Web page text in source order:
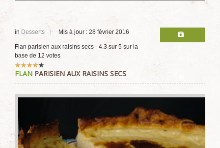
in Desserts Mis à jour : 28 février 2016
Flan parisien aux raisins secs - 4.3 sur 5 sur la
base de 12 votes
Vote
utilisateur:4/5
FLAN PARISIEN AUX RAISINS SECS